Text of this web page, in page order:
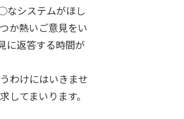
なシステムがほし
か熱いご意見をい
に返答する時間が
わけにはいきませ
てまいります。